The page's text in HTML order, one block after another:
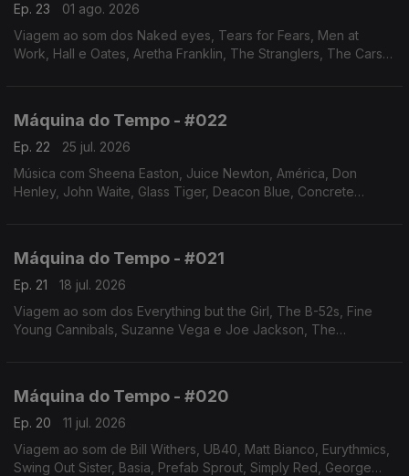
Ep. 23
01 ago. 2026
Viagem ao som dos Naked eyes, Tears for Fears, Men at
Work, Hall e Oates, Aretha Franklin, The Stranglers, The Cars,
Máquina do Tempo - #022
Ep. 22
25 jul. 2026
Música com Sheena Easton, Juice Newton, América, Don
Henley, John Waite, Glass Tiger, Deacon Blue, Concrete
Máquina do Tempo - #021
Ep. 21
18 jul. 2026
Viagem ao som dos Everything but the Girl, The B-52s, Fine
Young Cannibals, Suzanne Vega e Joe Jackson, The
Máquina do Tempo - #020
Ep. 20
11 jul. 2026
Viagem ao som de Bill Withers, UB40, Matt Bianco, Eurythmics,
Swing Out Sister, Basia, Prefab Sprout, Simply Red, George